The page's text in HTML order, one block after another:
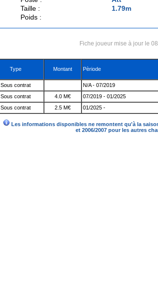
Taille :
1.79m
Poids :
Fiche joueur mise à jour le
Type Montant Pèriode
Sous contrat N/A - 07/2019
Sous contrat 4.0 M€ 07/2019 - 01/2025
Sous contrat 2.5 M€ 01/2025 -
Les informations disponibles ne remontent qu'à la
et 2006/2007 pour les autres